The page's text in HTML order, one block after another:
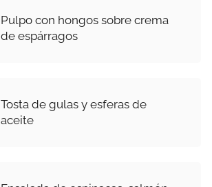
Pulpo con hongos sobre crema
de espárragos
Tosta de gulas y esferas de
aceite